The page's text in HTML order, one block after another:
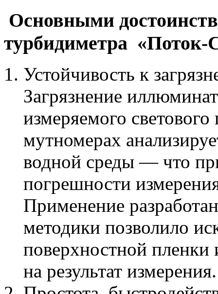
Основными
турбидиметра
Устойчивость к
Загрязнение
измеряемого
мутномерах
водной среды — что
погрешности
Применение
методики позволило
поверхностной пленки
на результат измерения.